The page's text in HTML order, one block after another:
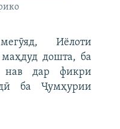
Иёлоти
дошта, ба
нав дар фикри
ба Ҷумҳурии